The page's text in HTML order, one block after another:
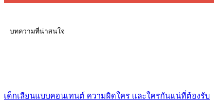
บทความที่น่าสนใจ
เด็กเลียนแบบคอนเทนต์ ความผิดใคร และใครกันแน่ที่ต้องรับ